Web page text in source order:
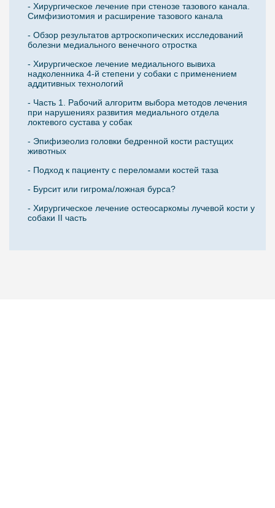
- Хирургическое лечение при стенозе тазового канала.
Симфизиотомия и расширение тазового канала
- Обзор результатов артроскопических исследований
болезни медиального венечного отростка
- Хирургическое лечение медиального вывиха
надколенника 4-й степени у собаки с применением
аддитивных технологий
- Часть 1. Рабочий алгоритм выбора методов лечения
при нарушениях развития медиального отдела
локтевого сустава у собак
- Эпифизеолиз головки бедренной кости растущих
животных
- Подход к пациенту с переломами костей таза
- Бурсит или гигрома/ложная бурса?
- Хирургическое лечение остеосаркомы лучевой кости у
собаки II часть